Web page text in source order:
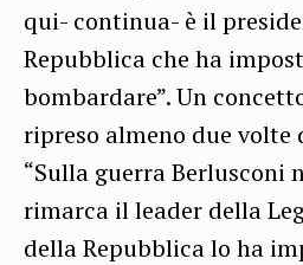
qui- continua- è il
Repubblica che ha
bombardare”. Un
ripreso almeno due volte
“Sulla guerra Berlusconi
rimarca il leader della
della Repubblica lo ha